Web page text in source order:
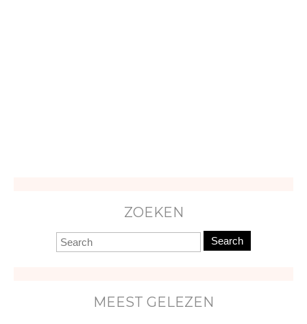
ZOEKEN
Search
MEEST GELEZEN